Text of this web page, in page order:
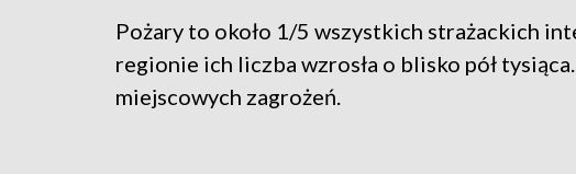
Pożary to około 1/5 wszystkich strażackich
regionie ich liczba wzrosła o blisko pół
miejscowych zagrożeń.